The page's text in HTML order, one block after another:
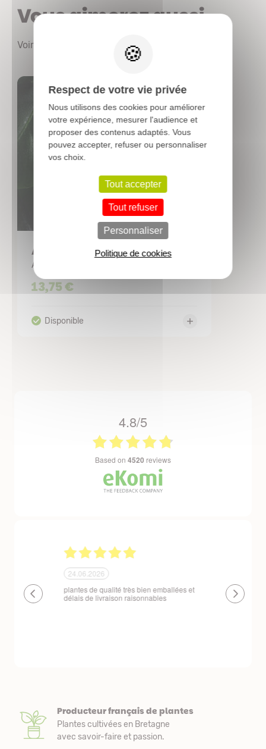
Vous aimerez aussi
Voir les autres produits
ALLIUM 'Senescens'
Ail d'ornement
13,75 €
4.8/5
based on 4520 reviews
24.06.2026
plantes de qualité très bien emballées et
délais de livraison raisonnables
Un site que
réserve. La
livraison
Producteur français de plantes
Plantes cultivées en Bretagne
avec savoir-faire et passion.
Respect de votre vie privée
Nous utilisons des cookies pour améliorer
votre expérience, mesurer l'audience et
proposer des contenus adaptés. Vous
pouvez accepter, refuser ou personnaliser
vos choix.
Tout accepter
Tout refuser
Personnaliser
Politique de cookies